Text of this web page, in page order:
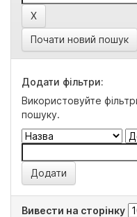
Почати новий пошук
Додати фільтри:
Використовуйте
пошуку.
Вивести на сторінку